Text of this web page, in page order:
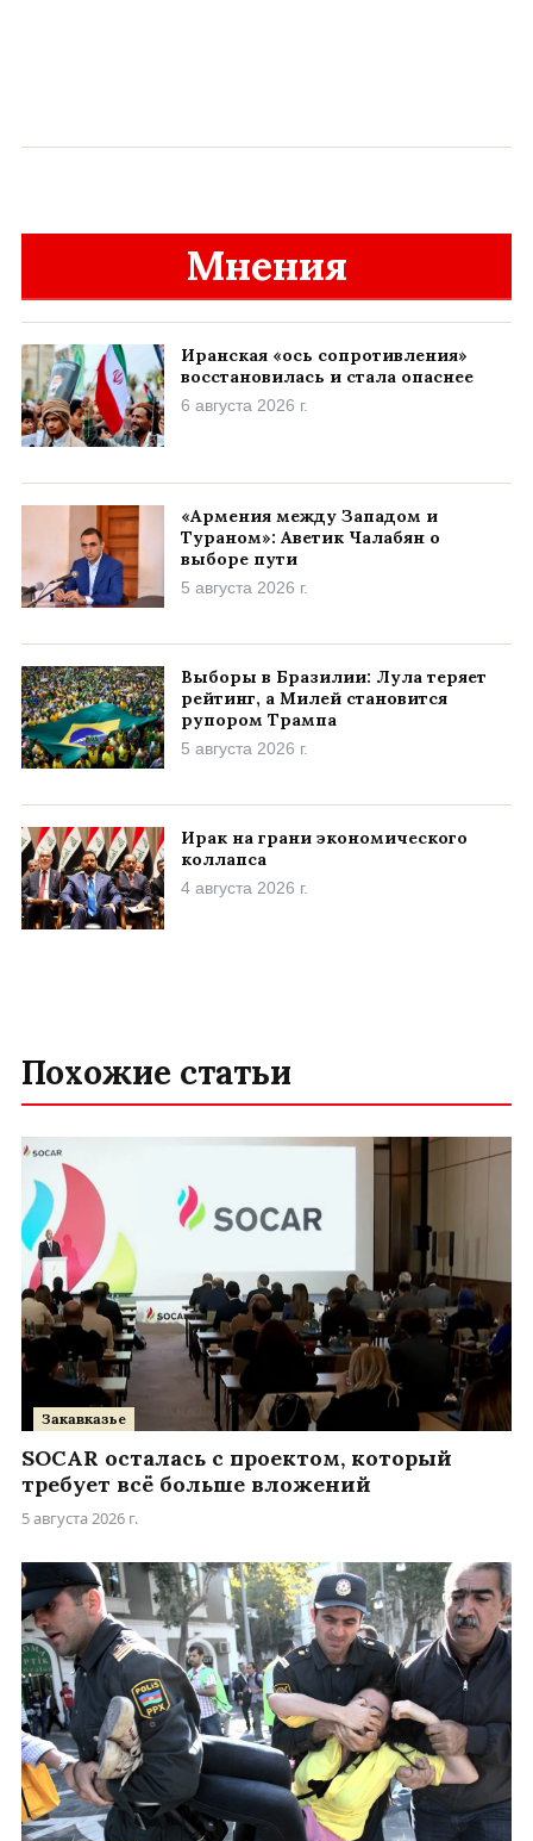
Мнения
Иранская «ось сопротивления»
восстановилась и стала опаснее
6 августа 2026 г.
«Армения между Западом и
Тураном»: Аветик Чалабян о
выборе пути
5 августа 2026 г.
Выборы в Бразилии: Лула теряет
рейтинг, а Милей становится
рупором Трампа
5 августа 2026 г.
Ирак на грани экономического
коллапса
4 августа 2026 г.
Похожие статьи
Закавказье
SOCAR осталась с проектом, который
требует всё больше вложений
5 августа 2026 г.